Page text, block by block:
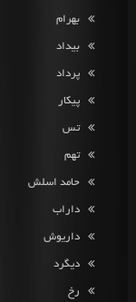
بهرام
بیداد
پرداد
پیکار
تس
تهم
حامد اسلش
داراب
داریوش
دیگرد
رخ